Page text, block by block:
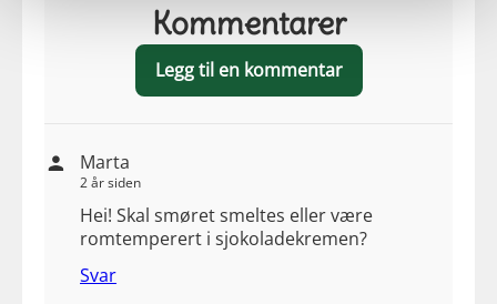
Kommentarer
Legg til en kommentar
Marta
2 år siden
Hei! Skal smøret smeltes eller være
romtemperert i sjokoladekremen?
Svar